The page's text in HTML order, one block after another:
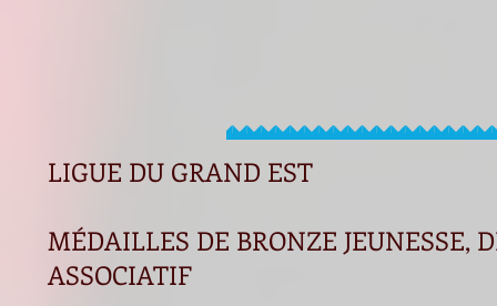
LIGUE DU GRAND EST
MÉDAILLES DE BRONZE JEUNESSE,
ASSOCIATIF